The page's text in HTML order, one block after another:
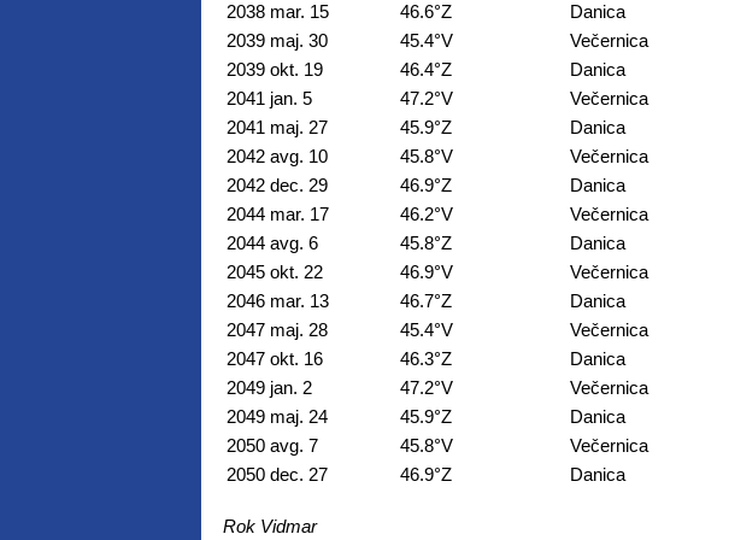
2038 mar. 15
46.6°Z
Danica
2039 maj. 30
45.4°V
Večernica
2039 okt. 19
46.4°Z
Danica
2041 jan. 5
47.2°V
Večernica
2041 maj. 27
45.9°Z
Danica
2042 avg. 10
45.8°V
Večernica
2042 dec. 29
46.9°Z
Danica
2044 mar. 17
46.2°V
Večernica
2044 avg. 6
45.8°Z
Danica
2045 okt. 22
46.9°V
Večernica
2046 mar. 13
46.7°Z
Danica
2047 maj. 28
45.4°V
Večernica
2047 okt. 16
46.3°Z
Danica
2049 jan. 2
47.2°V
Večernica
2049 maj. 24
45.9°Z
Danica
2050 avg. 7
45.8°V
Večernica
2050 dec. 27
46.9°Z Danica
Rok Vidmar